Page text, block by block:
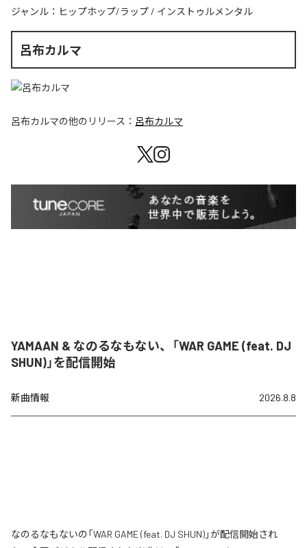
ジャンル： ヒップホップ/ラップ / インストゥルメンタル
呂布カルマ
呂布カルマの他のリリース： 呂布カルマ
YAMAAN & なのるなもない、「WAR GAME (feat. DJ
SHUN)」を配信開始
新曲情報 2026.8.8
なのるなもないの「WAR GAME (feat. DJ SHUN)」が配信開始され